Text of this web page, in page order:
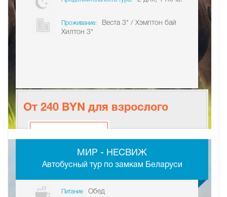
Проживание:
Веста 3* / Хэмптон бай
Хилтон 3*
От 240 BYN для взрослого
МИР - НЕСВИЖ
Автобусный тур по замкам Беларуси
Питание Обед
-